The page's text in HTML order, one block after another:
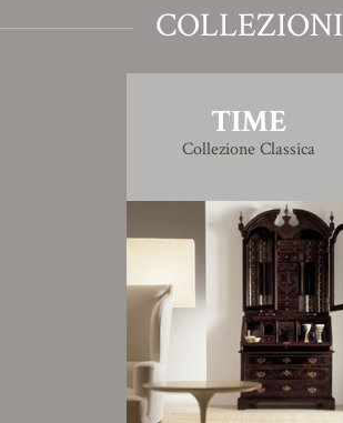
COLLEZIONI
TIME
Collezione Classica